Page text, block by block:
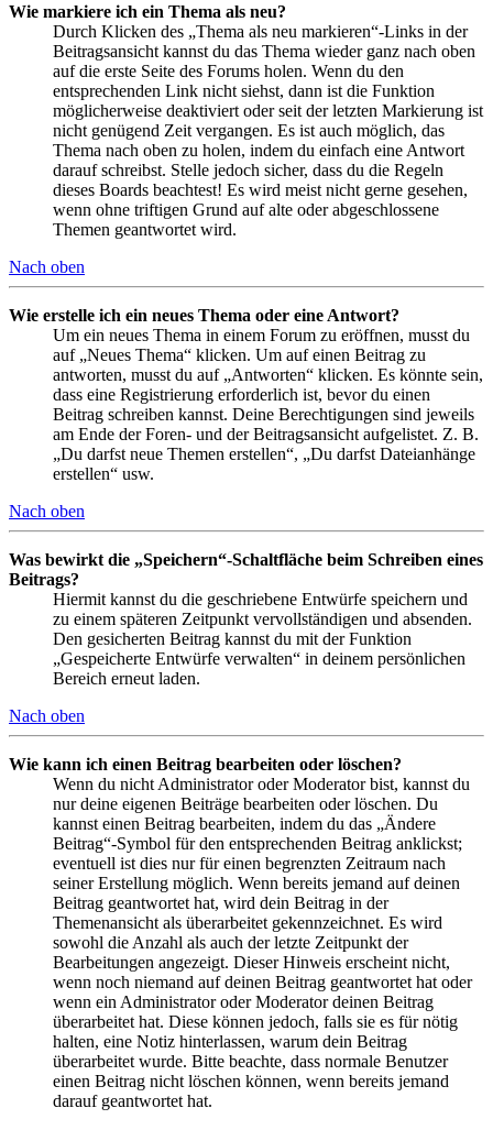
Wie markiere ich ein Thema als neu?
Durch Klicken des „Thema als neu markieren“-Links in der
Beitragsansicht kannst du das Thema wieder ganz nach oben
auf die erste Seite des Forums holen. Wenn du den
entsprechenden Link nicht siehst, dann ist die Funktion
möglicherweise deaktiviert oder seit der letzten Markierung ist
nicht genügend Zeit vergangen. Es ist auch möglich, das
Thema nach oben zu holen, indem du einfach eine Antwort
darauf schreibst. Stelle jedoch sicher, dass du die Regeln
dieses Boards beachtest! Es wird meist nicht gerne gesehen,
wenn ohne triftigen Grund auf alte oder abgeschlossene
Themen geantwortet wird.
Nach oben
Wie erstelle ich ein neues Thema oder eine Antwort?
Um ein neues Thema in einem Forum zu eröffnen, musst du
auf „Neues Thema“ klicken. Um auf einen Beitrag zu
antworten, musst du auf „Antworten“ klicken. Es könnte sein,
dass eine Registrierung erforderlich ist, bevor du einen
Beitrag schreiben kannst. Deine Berechtigungen sind jeweils
am Ende der Foren- und der Beitragsansicht aufgelistet. Z. B.
„Du darfst neue Themen erstellen“, „Du darfst Dateianhänge
erstellen“ usw.
Nach oben
Was bewirkt die „Speichern“-Schaltfläche beim Schreiben eines
Beitrags?
Hiermit kannst du die geschriebene Entwürfe speichern und
zu einem späteren Zeitpunkt vervollständigen und absenden.
Den gesicherten Beitrag kannst du mit der Funktion
„Gespeicherte Entwürfe verwalten“ in deinem persönlichen
Bereich erneut laden.
Nach oben
Wie kann ich einen Beitrag bearbeiten oder löschen?
Wenn du nicht Administrator oder Moderator bist, kannst du
nur deine eigenen Beiträge bearbeiten oder löschen. Du
kannst einen Beitrag bearbeiten, indem du das „Ändere
Beitrag“-Symbol für den entsprechenden Beitrag anklickst;
eventuell ist dies nur für einen begrenzten Zeitraum nach
seiner Erstellung möglich. Wenn bereits jemand auf deinen
Beitrag geantwortet hat, wird dein Beitrag in der
Themenansicht als überarbeitet gekennzeichnet. Es wird
sowohl die Anzahl als auch der letzte Zeitpunkt der
Bearbeitungen angezeigt. Dieser Hinweis erscheint nicht,
wenn noch niemand auf deinen Beitrag geantwortet hat oder
wenn ein Administrator oder Moderator deinen Beitrag
überarbeitet hat. Diese können jedoch, falls sie es für nötig
halten, eine Notiz hinterlassen, warum dein Beitrag
überarbeitet wurde. Bitte beachte, dass normale Benutzer
einen Beitrag nicht löschen können, wenn bereits jemand
darauf geantwortet hat.